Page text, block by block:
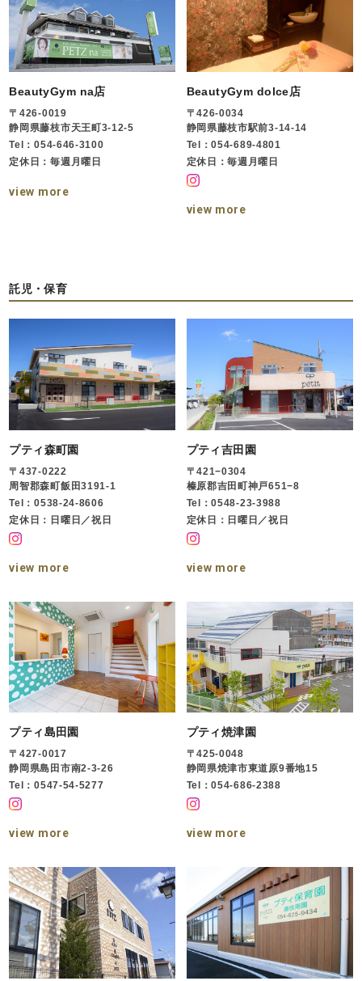
BeautyGym na店
〒426-0019
静岡県藤枝市天王町3-12-5
Tel：054-646-3100
定休日：毎週月曜日
view more
BeautyGym dolce店
〒426-0034
静岡県藤枝市駅前3-14-14
Tel：054-689-4801
定休日：毎週月曜日
view more
託児・保育
プティ森町園
〒437-0222
周智郡森町飯田3191-1
Tel：0538-24-8606
定休日：日曜日／祝日
view more
プティ吉田園
〒421−0304
榛原郡吉田町神戸651−8
Tel：0548-23-3988
定休日：日曜日／祝日
view more
プティ島田園
〒427-0017
静岡県島田市南2-3-26
Tel：0547-54-5277
view more
プティ焼津園
〒425-0048
静岡県焼津市東道原9番地15
Tel：054-686-2388
view more